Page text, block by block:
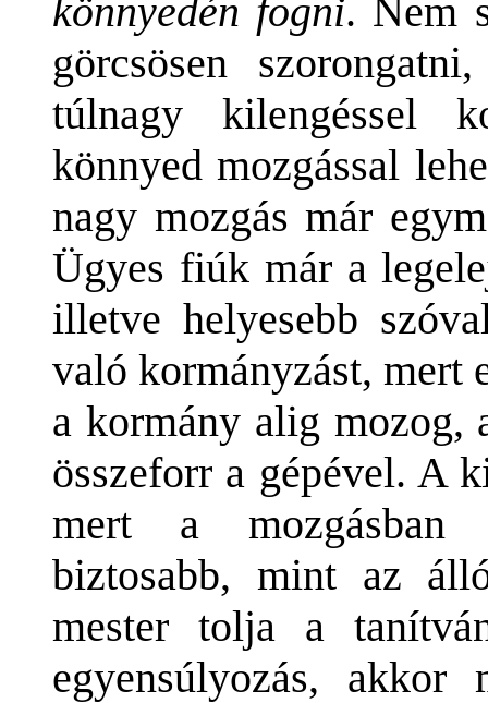
könnyedén fogni. Nem
görcsösen
túlnagy kilengéssel
könnyed mozgással
nagy mozgás már
Ügyes fiúk már a
illetve helyesebb
való kormányzást, mert
a kormány alig mozog,
összeforr a gépével. A
mert a mozgásban
biztosabb, mint az
mester tolja a
egyensúlyozás, akkor